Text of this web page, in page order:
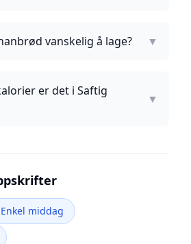
vanskelig å lage? ▼
er det i Saftig
▼
Enkel middag